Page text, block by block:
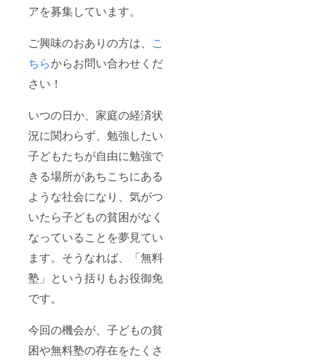
アを募集しています。
ご興味のおありの方は、 こ
ちらからお問い合わせくだ
さい！
いつの日か、家庭の経済状
況に関わらず、勉強したい
子どもたちが自由に勉強で
きる場所があちこちにある
ような社会になり、気がつ
いたら子どもの貧困がなく
なっていることを夢見てい
ます。そうなれば、「無料
塾」という括りもお役御免
です。
今回の機会が、子どもの貧
困や無料塾の存在をたくさ